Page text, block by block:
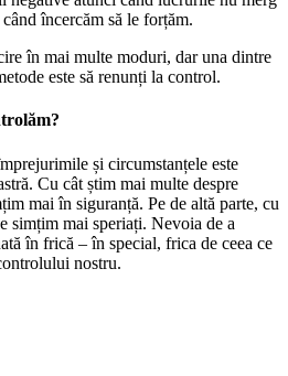
încercăm să le forțăm.
în mai multe moduri, dar una dintre
este să renunți la control.
și circumstanțele este
Cu cât știm mai multe despre
mai în siguranță. Pe de altă parte, cu
simțim mai speriați. Nevoia de a
în frică – în special, frica de ceea ce
nostru.